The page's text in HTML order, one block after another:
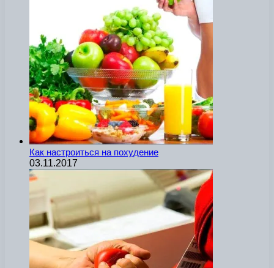
Как настроиться на похудение
03.11.2017